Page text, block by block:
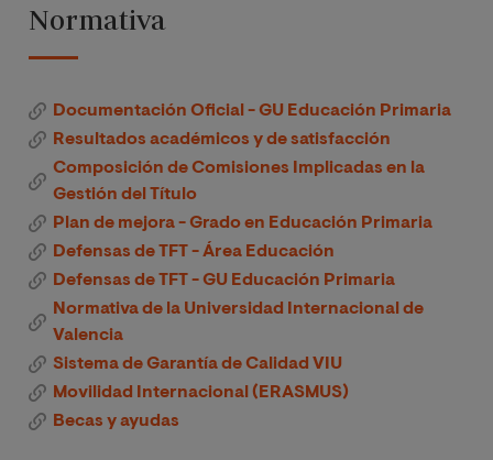
Normativa
Documentación Oficial - GU Educación Primaria
Resultados académicos y de satisfacción
Composición de Comisiones Implicadas en la
Gestión del Título
Plan de mejora - Grado en Educación Primaria
Defensas de TFT - Área Educación
Defensas de TFT - GU Educación Primaria
Normativa de la Universidad Internacional de
Valencia
Sistema de Garantía de Calidad VIU
Movilidad Internacional (ERASMUS)
Becas y ayudas